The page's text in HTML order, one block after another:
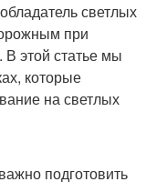
светлых
при
этой статье мы
которые
на светлых
подготовить